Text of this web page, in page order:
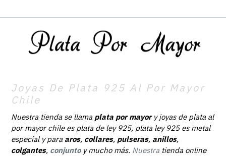
Joyas De Plata 925 Al Por Mayor
Chile
Nuestra tienda se llama plata por mayory joyas de plata al
por mayor chile es plata de ley 925, plata ley 925 es metal
especial y para aros, collares, pulseras, anillos,
colgantes, conjunto y mucho más. Nuestra tienda online